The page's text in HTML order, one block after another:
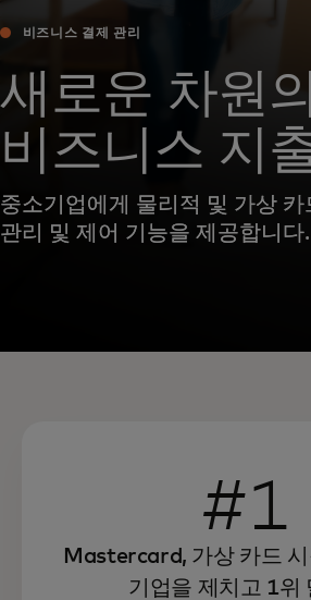
비즈니스 결제 관리
새로운 차원의
비즈니스 지
중소기업에게 물리적 및 가상
관리 및 제어 기능을 제공합니다.
#1
Mastercard, 가상 카드 시
기업을 제치고 1위